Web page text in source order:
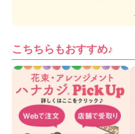
こちちらもおすすめ♪